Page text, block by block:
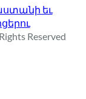
եւ
Rights Reserved